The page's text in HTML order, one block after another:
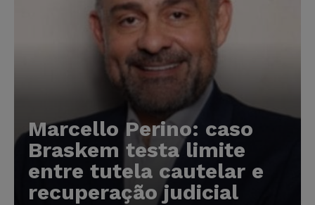
Marcello Perino: caso
Braskem testa limite
entre tutela cautelar e
recuperação judicial